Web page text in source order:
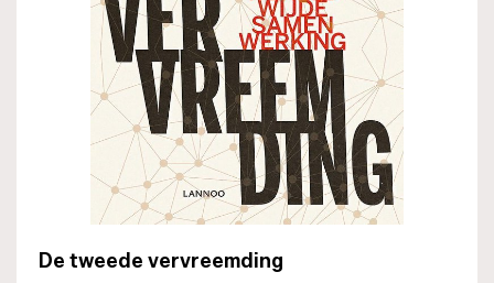
De tweede vervreemding